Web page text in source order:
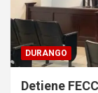
DURANGO
Detiene